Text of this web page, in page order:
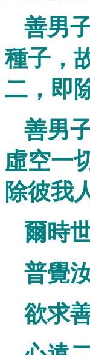
善男
種子，
二，即
善男
虛空一
除彼我
爾時
普覺
欲求